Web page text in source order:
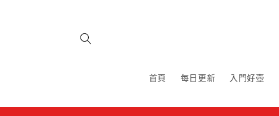
首頁 每日更新 入門好壺